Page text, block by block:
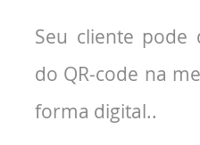
Seu cliente pode
do QR-code na
forma digital..